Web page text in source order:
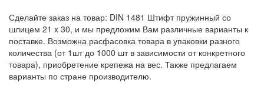
Сделайте заказ на товар: DIN 1481 Штифт пружинный со
шлицем 21 x 30, и мы предложим Вам различные варианты к
поставке. Возможна расфасовка товара в упаковки разного
количества (от 1шт до 1000 шт в зависимости от конкретного
товара), приобретение крепежа на вес. Также предлагаем
варианты по стране производителю.